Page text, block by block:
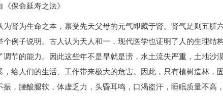
保命延寿之法》
为肾为生命之本，禀受先天父母的元气即藏于肾。肾气足则五
个例子说明。古人认为天人和一，现代医学也证明了人的生理
调节的能力。因此这些年不是旱就是涝，水土流失严重，土地
，给人们的生活、工作带来极大的危害。因此，只有植树造林
振，腰酸腿软，体虚乏力，头昏耳鸣，口渴盗汗，睡眠质量不高